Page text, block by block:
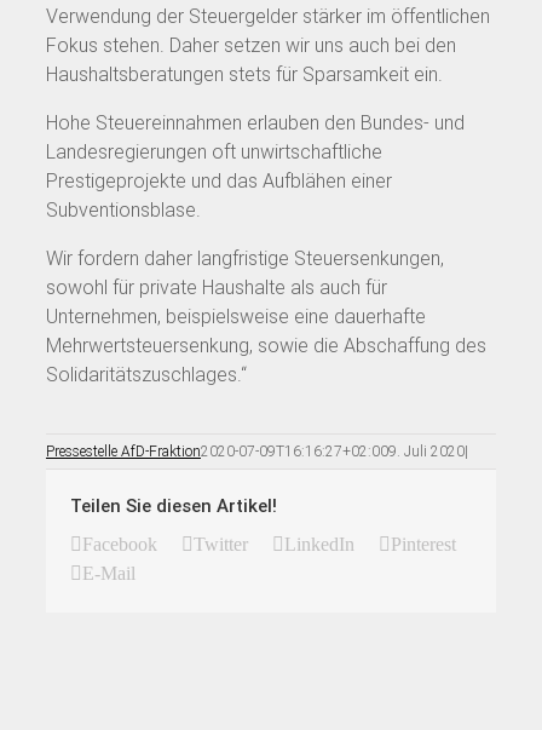
Verwendung der Steuergelder stärker im öffentlichen
Fokus stehen. Daher setzen wir uns auch bei den
Haushaltsberatungen stets für Sparsamkeit ein.
Hohe Steuereinnahmen erlauben den Bundes- und
Landesregierungen oft unwirtschaftliche
Prestigeprojekte und das Aufblähen einer
Subventionsblase.
Wir fordern daher langfristige Steuersenkungen,
sowohl für private Haushalte als auch für
Unternehmen, beispielsweise eine dauerhafte
Mehrwertsteuersenkung, sowie die Abschaffung des
Solidaritätszuschlages.“
Pressestelle AfD-Fraktion2020-07-09T16:16:27+02:009. Juli 2020|
Teilen Sie diesen Artikel!
Facebook Twitter LinkedIn
Pinterest
E-Mail